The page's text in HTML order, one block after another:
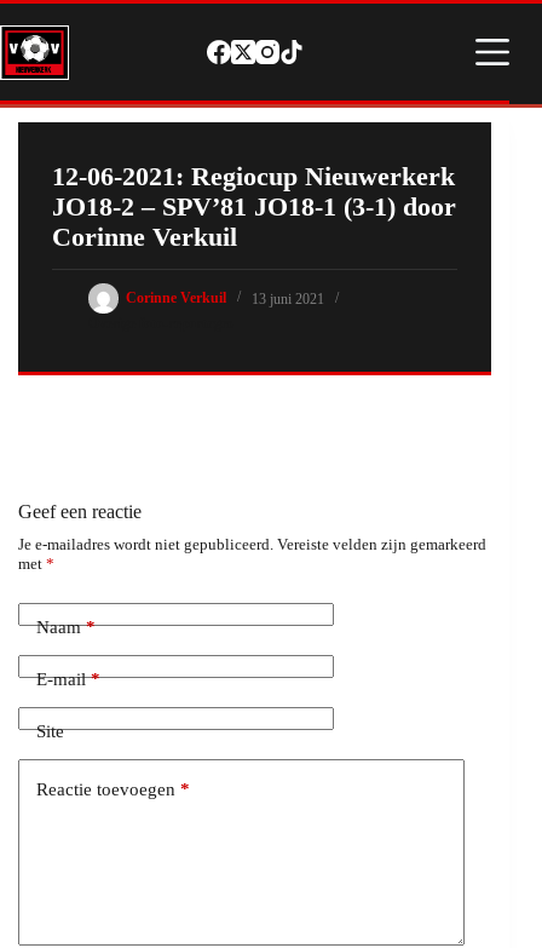
Ga
naar
de
inhoud
12-06-2021: Regiocup Nieuwerkerk
JO18-2 – SPV’81 JO18-1 (3-1) door
Corinne Verkuil
Corinne Verkuil
13 juni 2021
Geef een reactie
Je e-mailadres wordt niet gepubliceerd. Vereiste velden zijn gemarkeerd
met *
Naam*
E-mail*
Site
Reactie toevoegen *